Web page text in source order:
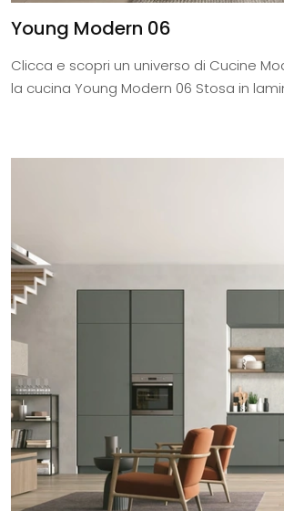
Young Modern 06
Clicca e scopri un universo di Cucine
la cucina Young Modern 06 Stosa in